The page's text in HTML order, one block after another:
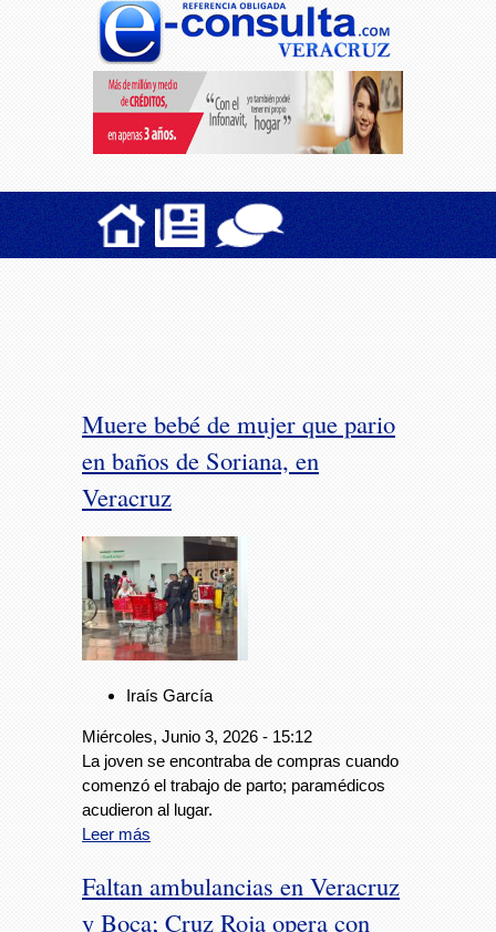
Muere bebé de mujer que pario
en baños de Soriana, en
Veracruz
Iraís García
Miércoles, Junio 3, 2026 - 15:12
La joven se encontraba de compras cuando
comenzó el trabajo de parto; paramédicos
acudieron al lugar.
Leer más
Faltan ambulancias en Veracruz
y Boca; Cruz Roja opera con